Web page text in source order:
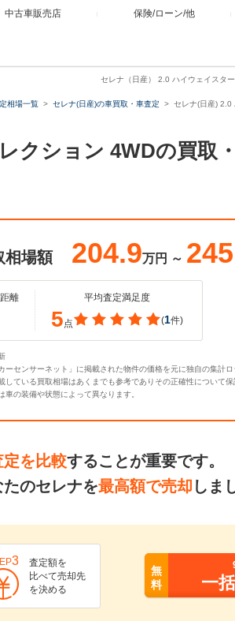
中古車販売店 保険/ローン/他
セレナ（日産） 2.0 ハイウェイスタ
相場一覧 セレナ(日産)の車買取・車査定 セレナ(日産) 2.0
クション 4WDの買取
相場額 204.9万円 ～
離 平均査定満足度
5点 (1件)
ーセンサーネット」に掲載された物件の価格を元に独自の集計
している買取相場はあくまでも参考でありその正確性について
の装備や状態によって異なります。
定を比較することが重要です。
のセレナを最高額で売却 しま
3
査定額を
比べて売却先
を決める
無
料
一